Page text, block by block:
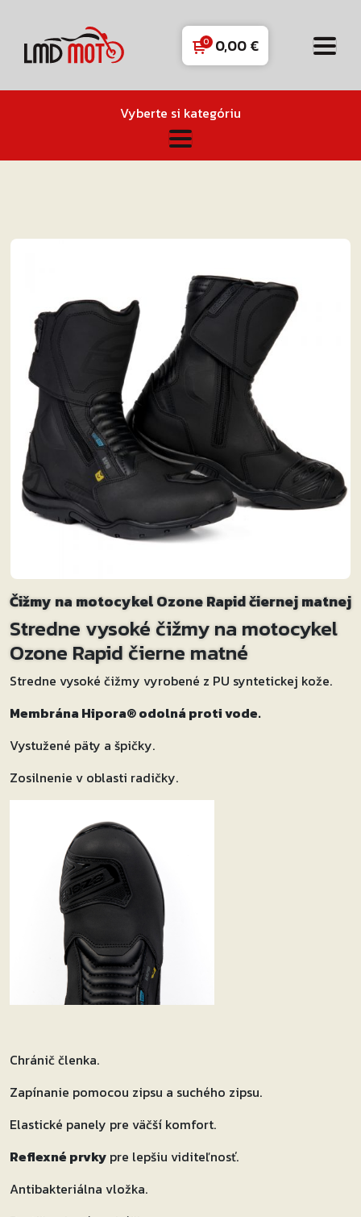
0,00€
Vyberte si kategóriu
Čižmy na motocykel Ozone Rapid čiernej matnej
Stredne vysoké čižmy na motocykel
Ozone Rapid čierne matné
Stredne vysoké čižmy vyrobené z PU syntetickej kože.
Membrána Hipora® odolná proti vode.
Vystužené päty a špičky.
Zosilnenie v oblasti radičky.
Chránič členka.
Zapínanie pomocou zipsu a suchého zipsu.
Elastické panely pre väčší komfort.
Reflexné prvky pre lepšiu viditeľnosť.
Antibakteriálna vložka.